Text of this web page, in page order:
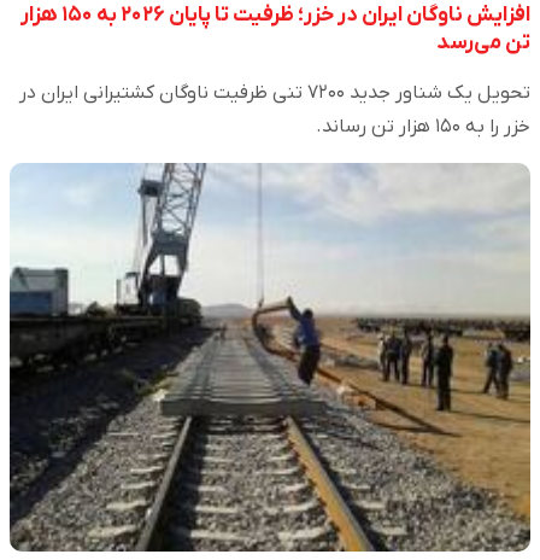
افزایش ناوگان ایران در خزر؛ ظرفیت تا پایان ۲۰۲۶ به ۱۵۰ هزار
تن می‌رسد
تحویل یک شناور جدید ۷۲۰۰ تنی ظرفیت ناوگان کشتیرانی ایران در
خزر را به ۱۵۰ هزار تن رساند.